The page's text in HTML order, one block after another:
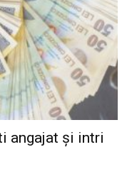
angajat și intri